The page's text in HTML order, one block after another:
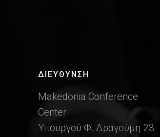
ΔΙΕΎΘΥΝΣΗ
Makedonia Conference
Center
Υπουργού Φ. Δραγούμη 23